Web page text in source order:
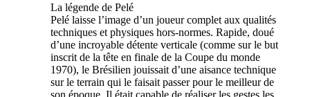
La légende de Pelé
Pelé laisse l’image d’un joueur complet aux qualités
techniques et physiques hors-normes. Rapide, doué
d’une incroyable détente verticale (comme sur le but
inscrit de la tête en finale de la Coupe du monde
1970), le Brésilien jouissait d’une aisance technique
sur le terrain qui le faisait passer pour le meilleur de
son époque. Il était capable de réaliser les gestes les